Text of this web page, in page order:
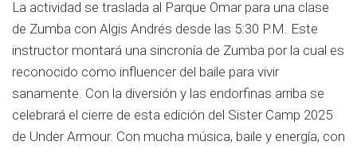
La actividad se traslada al Parque Omar para una clase
de Zumba con Algis Andrés desde las 5:30 P.M. Este
instructor montará una sincronía de Zumba por la cual es
reconocido como influencer del baile para vivir
sanamente. Con la diversión y las endorfinas arriba se
celebrará el cierre de esta edición del Sister Camp 2025
de Under Armour. Con mucha música, baile y energía, con